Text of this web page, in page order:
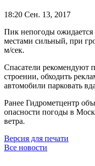
18:20 Сен. 13, 2017
Пик непогоды ожидается
местами сильный, при
м/сек.
Спасатели рекомендуют
строении, обходить
автомобили парковать
Ранее Гидрометцентр
опасности погоды в
ветра.
Версия для печати
Все новости